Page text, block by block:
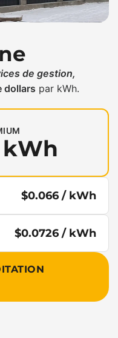
de gestion,
dollars par kWh.
kWh
$0.066 / kWh
$0.0726 / kWh